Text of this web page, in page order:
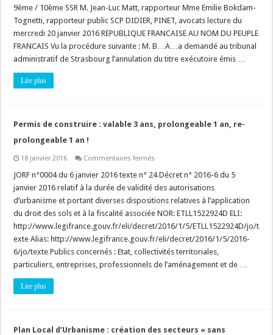
:
remboursement
si
non
de
l’intégralité
9ème / 10ème SSR M. Jean-Luc Matt, rapporteur Mme Emilie Bokdam-
Tognetti, rapporteur public SCP DIDIER, PINET, avocats lecture du
mercredi 20 janvier 2016 REPUBLIQUE FRANCAISE AU NOM DU PEUPLE
FRANCAIS Vu la procédure suivante : M. B…A…a demandé au tribunal
administratif de Strasbourg l’annulation du titre exécutoire émis …
Lire plus
Permis de construire : valable 3 ans, prolongeable 1 an, re-
prolongeable 1 an !
18 janvier 2016 Commentaires fermés
de
:
valable
3
ans,
1
an,
prolongeable
1
an
JORF n°0004 du 6 janvier 2016 texte n° 24 Décret n° 2016-6 du 5
janvier 2016 relatif à la durée de validité des autorisations
d’urbanisme et portant diverses dispositions relatives à l’application
du droit des sols et à la fiscalité associée NOR: ETLL1522924D ELI:
http://www.legifrance.gouv.fr/eli/decret/2016/1/5/ETLL1522924D/jo/t
exte Alias: http://www.legifrance.gouv.fr/eli/decret/2016/1/5/2016-
6/jo/texte Publics concernés : Etat, collectivités territoriales,
particuliers, entreprises, professionnels de l’aménagement et de …
Lire plus
Plan Local d’Urbanisme : création des secteurs « sans